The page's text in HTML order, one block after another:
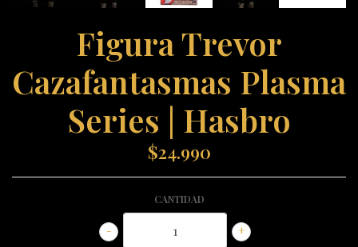
Figura Trevor
Cazafantasmas Plasma
Series | Hasbro
$24.990
CANTIDAD
+
-